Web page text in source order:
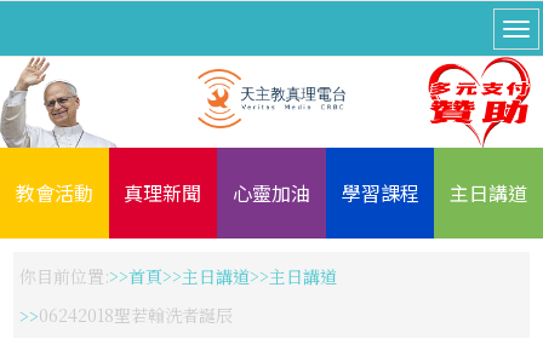
教會活動 真理新聞 心靈加油 學習課程 主日講道
你目前位置: 首頁 主日講道
主日講道
06242018聖若翰洗者誕辰